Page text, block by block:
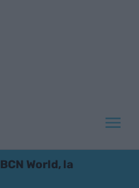
BCN World, la